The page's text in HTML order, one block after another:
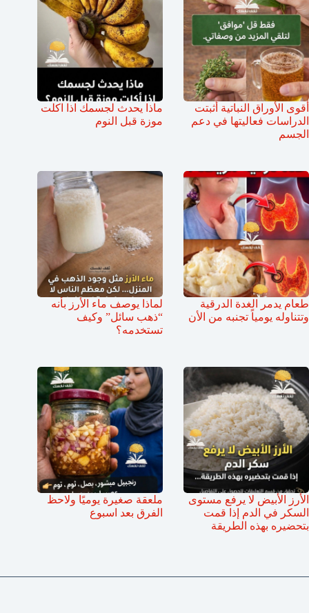
أقوى الأوراق النباتية أثبتت
الدراسات فعاليتها في دعم
الجسم
ماذا يحدث لجسمك اذا اكلت
موزة قبل النوم
طعام يدمر الغدة الدرقية
وتتناوله يومياً تجنبه من الأن
لماذا يوصف ماء الأرز بأنه
“ذهب سائل” وكيف
تستخدمه؟
الأرز الأبيض لا يرفع مستوى
السكر في الدم إذا قمت
بتحضيره بهذه الطريقة
ملعقة صغيرة يوميًا ولاحظ
الفرق بعد اسبوع